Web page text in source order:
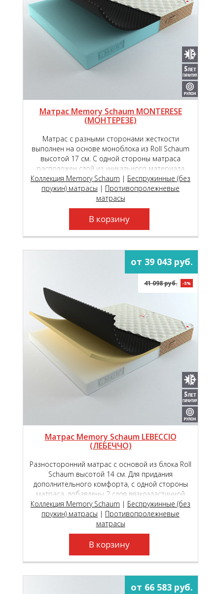
Матрас Memory Schaum MONTERESE
(МОНТЕРЕЗЕ)
Матрас с разными сторонами жесткости
выполнен на основе моноблока из Roll Schaum
высотой 17 см. С одной стороны матраса
расположен слой из уникального материала
Memory Schaum, который обладает эффектом
памяти.
Коллекция Memory Schaum | Беспружинные (без
пружин) матрасы | Противопролежневые
матрасы
В корзину
от 39 043 руб.
41 098 руб. -5%
Матрас Memory Schaum LEBECCIO
(ЛЕБЕЧЧО)
Разносторонний матрас с основой из блока Roll
Schaum высотой 14 см. Для придания
дополнительного комфорта, с одной стороны
матраса, добавлены 2 слоя вязкоэластичной
пены с эффектом памяти Memory Schaum.
Коллекция Memory Schaum | Беспружинные (без
пружин) матрасы | Противопролежневые
матрасы
В корзину
от 66 583 руб.